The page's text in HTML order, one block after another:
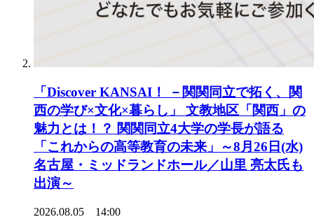
「Discover KANSAI！ －関関同立で拓く、関
西の学び×文化×暮らし」 文教地区「関西」の
魅力とは！？ 関関同立4大学の学長が語る
「これからの高等教育の未来」～8月26日(水)
名古屋・ミッドランドホール／山里 亮太氏も
出演～
2026.08.05 14:00